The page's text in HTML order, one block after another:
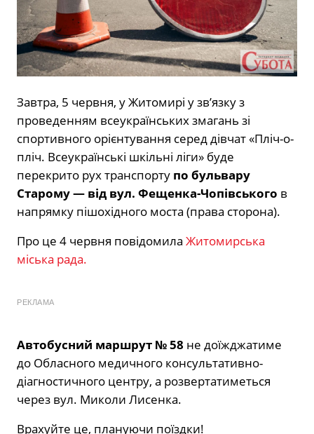
Завтра, 5 червня, у Житомирі у зв’язку з
проведенням всеукраїнських змагань зі
спортивного орієнтування серед дівчат «Пліч-о-
пліч. Всеукраїнські шкільні ліги» буде
перекрито рух транспорту по бульвару
Старому — від вул. Фещенка-Чопівського в
напрямку пішохідного моста (права сторона).
Про це 4 червня повідомила Житомирська
міська рада.
РЕКЛАМА
Автобусний маршрут № 58 не доїжджатиме
до Обласного медичного консультативно-
діагностичного центру, а розвертатиметься
через вул. Миколи Лисенка.
Врахуйте це, плануючи поїздки!